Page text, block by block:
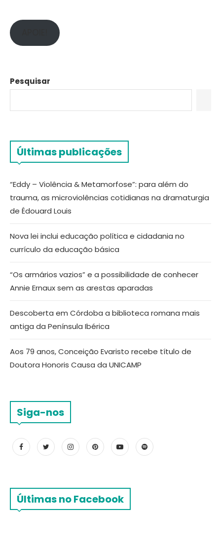
Pesquisar
Últimas publicações
“Eddy – Violência & Metamorfose”: para além do
trauma, as microviolências cotidianas na dramaturgia
de Édouard Louis
Nova lei inclui educação política e cidadania no
currículo da educação básica
“Os armários vazios” e a possibilidade de conhecer
Annie Ernaux sem as arestas aparadas
Descoberta em Córdoba a biblioteca romana mais
antiga da Península Ibérica
Aos 79 anos, Conceição Evaristo recebe título de
Doutora Honoris Causa da UNICAMP
Siga-nos
Últimas no Facebook